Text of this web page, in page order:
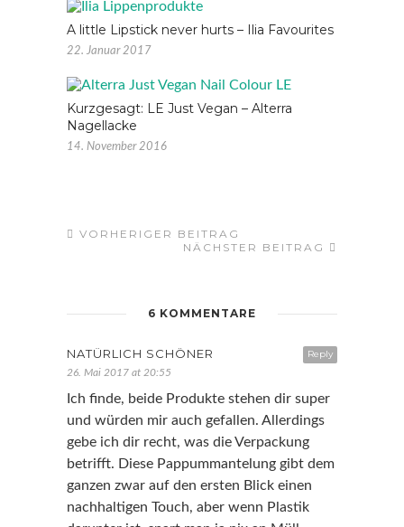
A little Lipstick never hurts – Ilia Favourites
22. Januar 2017
Kurzgesagt: LE Just Vegan – Alterra
Nagellacke
14. November 2016
VORHERIGER BEITRAG
NÄCHSTER BEITRAG
6 KOMMENTARE
Reply
NATÜRLICH SCHÖNER
26. Mai 2017 at 20:55
Ich finde, beide Produkte stehen dir super
und würden mir auch gefallen. Allerdings
gebe ich dir recht, was die Verpackung
betrifft. Diese Pappummantelung gibt dem
ganzen zwar auf den ersten Blick einen
nachhaltigen Touch, aber wenn Plastik